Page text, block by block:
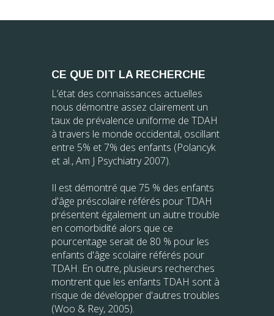
CE QUE DIT LA RECHERCHE
L’état des connaissances actuelles
nous démontre assez clairement un
taux de prévalence uniforme de TDAH
à travers le monde occidental, oscillant
entre 5% et 7% des enfants (Polancyk
et al., Am J Psychiatry 2007).
Il est démontré que 75 % des enfants
d'âge préscolaire référés pour TDAH
présentent également un autre trouble
en comorbidité alors que ce
pourcentage serait de 80 % pour les
enfants d'âge scolaire référés pour
TDAH. En outre, plusieurs recherches
montrent que les enfants TDAH sont à
risque de développer d'autres troubles
(Woo & Rey, 2005).